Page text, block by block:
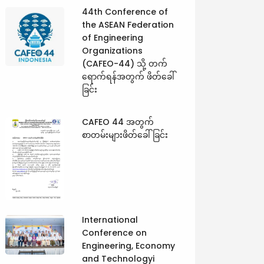
44th Conference of
the ASEAN Federation
of Engineering
Organizations
(CAFEO-44) သို့ တက်
ရောက်ရန်အတွက် ဖိတ်ခေါ်
ခြင်း
CAFEO 44 အတွက်
စာတမ်းများဖိတ်ခေါ်ခြင်း
International
Conference on
Engineering, Economy
and Technologyi